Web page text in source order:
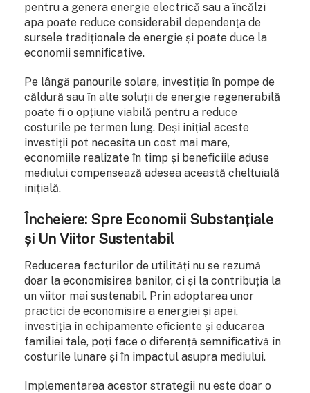
pentru a genera energie electrică sau a încălzi
apa poate reduce considerabil dependența de
sursele tradiționale de energie și poate duce la
economii semnificative.
Pe lângă panourile solare, investiția în pompe de
căldură sau în alte soluții de energie regenerabilă
poate fi o opțiune viabilă pentru a reduce
costurile pe termen lung. Deși inițial aceste
investiții pot necesita un cost mai mare,
economiile realizate în timp și beneficiile aduse
mediului compensează adesea această cheltuială
inițială.
Încheiere: Spre Economii Substanțiale
și Un Viitor Sustentabil
Reducerea facturilor de utilități nu se rezumă
doar la economisirea banilor, ci și la contribuția la
un viitor mai sustenabil. Prin adoptarea unor
practici de economisire a energiei și apei,
investiția în echipamente eficiente și educarea
familiei tale, poți face o diferență semnificativă în
costurile lunare și în impactul asupra mediului.
Implementarea acestor strategii nu este doar o